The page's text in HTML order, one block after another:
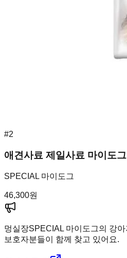
#2
애견사료 제일사료 마이도
SPECIAL 마이도그
46,300원
멍실장SPECIAL 마이도그의 강
보호자분들이 함께 찾고 있어요.